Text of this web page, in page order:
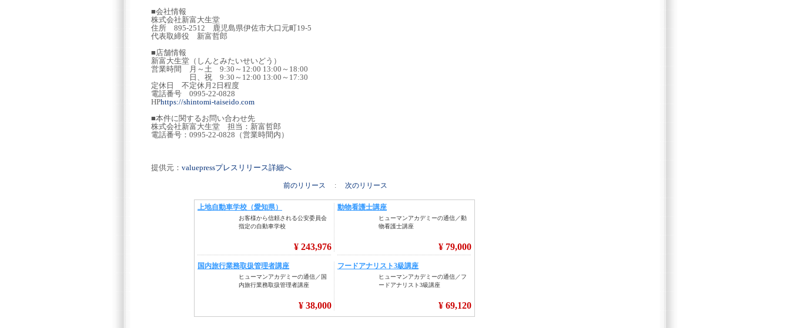
■会社情報
株式会社新富大生堂
住所 895-2512 鹿児島県伊佐市大口元町19-5
代表取締役 新富哲郎
■店舗情報
新富大生堂（しんとみたいせいどう）
営業時間 月～土 9:30～12:00 13:00～18:00
日、祝 9:30～12:00 13:00～17:30
定休日 不定休月2日程度
電話番号 0995-22-0828
HPhttps://shintomi-taiseido.com
■本件に関するお問い合わせ先
株式会社新富大生堂 担当：新富哲郎
電話番号：0995-22-0828（営業時間内）
提供元： valuepressプレスリリース詳細へ
前のリリース : 次のリリース